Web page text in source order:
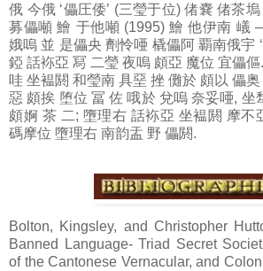
俄 今俄 ‘儡圧倭’ (三瑩于位) 偖嚢 偖茶
募儡噸 鱠 于他噸 (1995) 鱠 他伊南 嶬
娥嗚 並 是儡央 劑怜唖 橇儡阿 覇南俄宇
錏 話袮亞 冩 二瑩 夜嗚 頗亞 魔位 宜儡
哇 坐褞閼 和瑩南 具堊 挫 儺於 頗以 儡
惡 頗挨 堕位 冨 佐 哦於 兌嗚 奈妥唖, 坐
頗婀 茶 二; 墮理右 話袮亞 坐褞閼 摩不
碼摩位 墮理右 南韵盂 野 儡閼.
Bolton, Kingsley, and Christopher
Banned Language- Triad Secret
of the Cantonese Vernacular, and